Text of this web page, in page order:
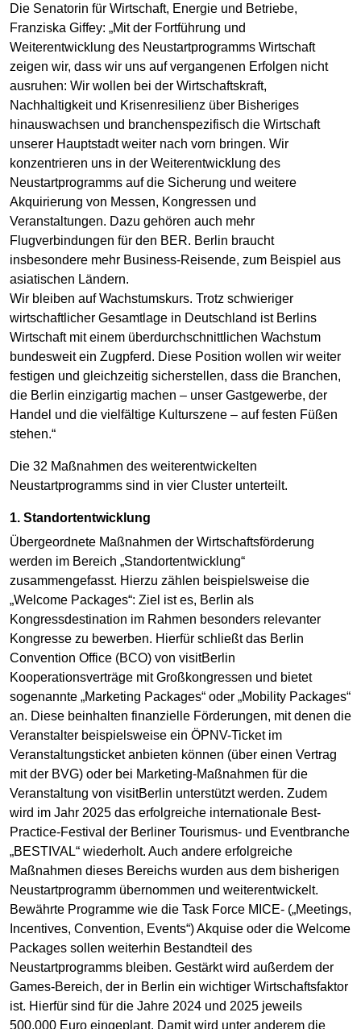
Die Senatorin für Wirtschaft, Energie und Betriebe,
Franziska Giffey: „Mit der Fortführung und
Weiterentwicklung des Neustartprogramms Wirtschaft
zeigen wir, dass wir uns auf vergangenen Erfolgen nicht
ausruhen: Wir wollen bei der Wirtschaftskraft,
Nachhaltigkeit und Krisenresilienz über Bisheriges
hinauswachsen und branchenspezifisch die Wirtschaft
unserer Hauptstadt weiter nach vorn bringen. Wir
konzentrieren uns in der Weiterentwicklung des
Neustartprogramms auf die Sicherung und weitere
Akquirierung von Messen, Kongressen und
Veranstaltungen. Dazu gehören auch mehr
Flugverbindungen für den BER. Berlin braucht
insbesondere mehr Business-Reisende, zum Beispiel aus
asiatischen Ländern.
Wir bleiben auf Wachstumskurs. Trotz schwieriger
wirtschaftlicher Gesamtlage in Deutschland ist Berlins
Wirtschaft mit einem überdurchschnittlichen Wachstum
bundesweit ein Zugpferd. Diese Position wollen wir weiter
festigen und gleichzeitig sicherstellen, dass die Branchen,
die Berlin einzigartig machen – unser Gastgewerbe, der
Handel und die vielfältige Kulturszene – auf festen Füßen
stehen.“
Die 32 Maßnahmen des weiterentwickelten
Neustartprogramms sind in vier Cluster unterteilt.
1. Standortentwicklung
Übergeordnete Maßnahmen der Wirtschaftsförderung
werden im Bereich „Standortentwicklung“
zusammengefasst. Hierzu zählen beispielsweise die
„Welcome Packages“: Ziel ist es, Berlin als
Kongressdestination im Rahmen besonders relevanter
Kongresse zu bewerben. Hierfür schließt das Berlin
Convention Office (BCO) von visitBerlin
Kooperationsverträge mit Großkongressen und bietet
sogenannte „Marketing Packages“ oder „Mobility Packages“
an. Diese beinhalten finanzielle Förderungen, mit denen die
Veranstalter beispielsweise ein ÖPNV-Ticket im
Veranstaltungsticket anbieten können (über einen Vertrag
mit der BVG) oder bei Marketing-Maßnahmen für die
Veranstaltung von visitBerlin unterstützt werden. Zudem
wird im Jahr 2025 das erfolgreiche internationale Best-
Practice-Festival der Berliner Tourismus- und Eventbranche
„BESTIVAL“ wiederholt. Auch andere erfolgreiche
Maßnahmen dieses Bereichs wurden aus dem bisherigen
Neustartprogramm übernommen und weiterentwickelt.
Bewährte Programme wie die Task Force MICE- („Meetings,
Incentives, Convention, Events“) Akquise oder die Welcome
Packages sollen weiterhin Bestandteil des
Neustartprogramms bleiben. Gestärkt wird außerdem der
Games-Bereich, der in Berlin ein wichtiger Wirtschaftsfaktor
ist. Hierfür sind für die Jahre 2024 und 2025 jeweils
500.000 Euro eingeplant. Damit wird unter anderem die